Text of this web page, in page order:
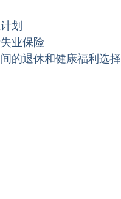
划
业保险
的退休和健康福利选择